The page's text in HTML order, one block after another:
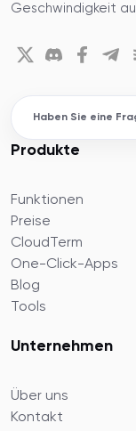
Geschwindigkeit
Haben Sie eine
Produkte
Funktionen
Preise
CloudTerm
One-Click-Apps
Blog
Tools
Unternehmen
Über uns
Kontakt